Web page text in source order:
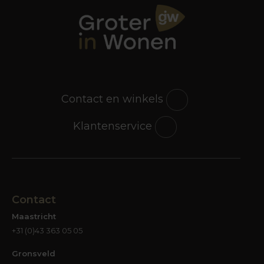
ze met zand gevuld waren. Dat bleek dan
overigens ook echt zo te zijn. Als je op deze
poefs ging zitten, hoorde je een duidelijk
ploffend geluid, waarschijnlijk veroorzaakt door
wie er te lang op bleef zitten, kon rekenen op
een pijnlijk achterste. Later werden poefs gevuld
met schuim, waardoor het zitcomfort toenam.
De leren bekleding maakte plaats voor fijne
benaming de lading ook niet helemaal. De
hocker is namelijk een laag voetenbankje op
poten. Wat de exacte benaming voor de
Contact en winkels
Klantenservice
Contact
Maastricht
+31 (0)43 363 05 05
Gronsveld